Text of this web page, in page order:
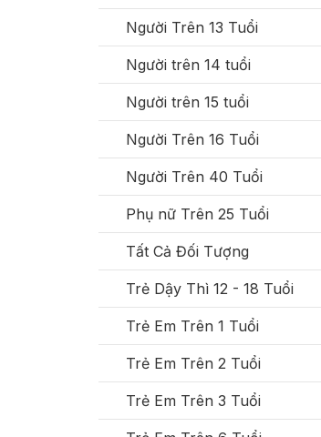
Người Trên 13 Tuổi
Người trên 14 tuổi
Người trên 15 tuổi
Người Trên 16 Tuổi
Người Trên 40 Tuổi
Phụ nữ Trên 25 Tuổi
Tất Cả Đối Tượng
Trẻ Dậy Thì 12 - 18 Tuổi
Trẻ Em Trên 1 Tuổi
Trẻ Em Trên 2 Tuổi
Trẻ Em Trên 3 Tuổi